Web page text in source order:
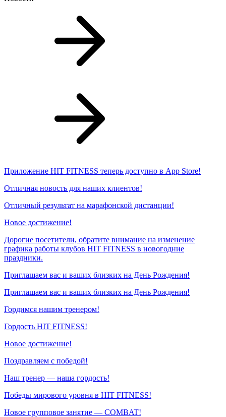
Приложение HIT FITNESS теперь доступно в App Store!
Отличная новость для наших клиентов!
Отличный результат на марафонской дистанции!
Новое достижение!
Дорогие посетители, обратите внимание на изменение
графика работы клубов HIT FITNESS в новогодние
праздники.
Приглашаем вас и ваших близких на День Рождения!
Приглашаем вас и ваших близких на День Рождения!
Гордимся нашим тренером!
Гордость HIT FITNESS!
Новое достижение!
Поздравляем с победой!
Наш тренер — наша гордость!
Победы мирового уровня в HIT FITNESS!
Новое групповое занятие — COMBAT!